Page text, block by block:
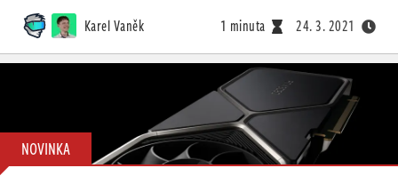
Karel Vaněk 1 minuta 24. 3. 2021
NOVINKA